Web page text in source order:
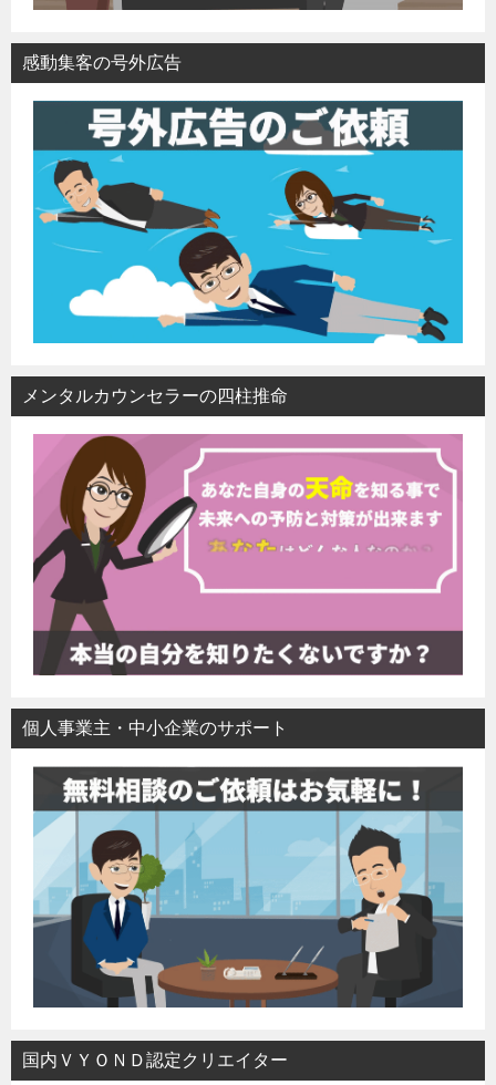
感動集客の号外広告
メンタルカウンセラーの四柱推命
個人事業主・中小企業のサポート
国内ＶＹＯＮＤ認定クリエイター